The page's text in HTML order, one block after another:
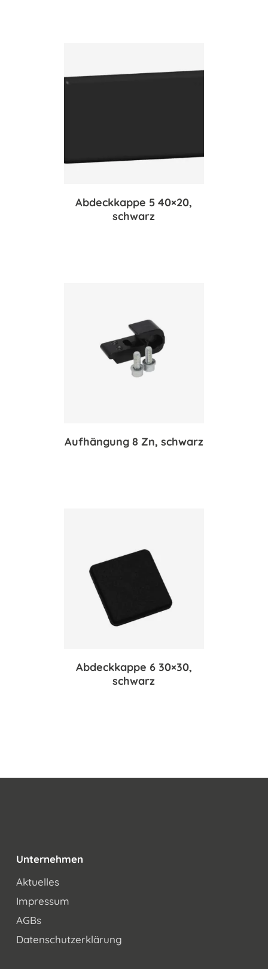
Abdeckkappe 5 40×20,
schwarz
Aufhängung 8 Zn, schwarz
Abdeckkappe 6 30×30,
schwarz
Unternehmen
Aktuelles
Impressum
AGBs
Datenschutzerklärung